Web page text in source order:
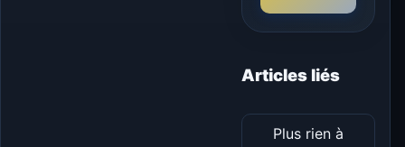
Articles liés
Plus rien à